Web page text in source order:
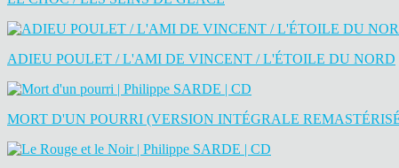
ADIEU POULET / L'AMI DE VINCENT / L'ÉTOILE DU NORD
MORT D'UN POURRI (VERSION INTÉGRALE